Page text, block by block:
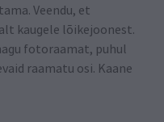
Veendu, et
kaugele lõikejoonest.
fotoraamat, puhul
raamatu osi. Kaane